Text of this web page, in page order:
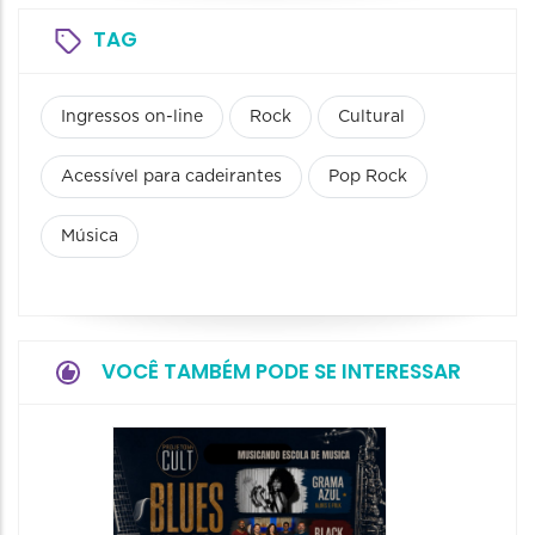
TAG
Ingressos on-line Rock Cultural
Acessível para cadeirantes Pop Rock
Música
VOCÊ TAMBÉM PODE SE INTERESSAR